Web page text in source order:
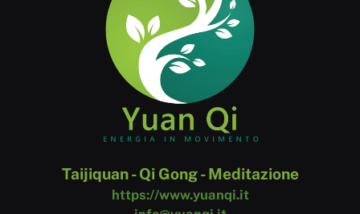
Taijiquan - Qi Gong - Meditazione
https://www.yuanqi.it